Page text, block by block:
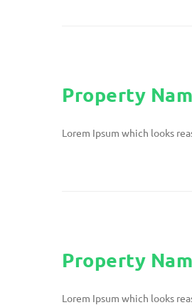
Property
Lorem Ipsum which looks
Property
Lorem Ipsum which looks